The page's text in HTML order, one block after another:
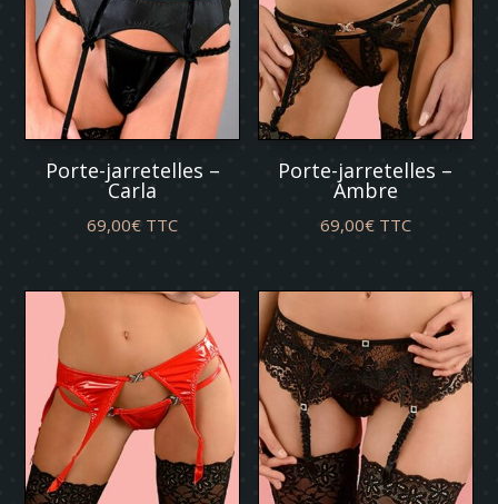
Porte-jarretelles –
Carla
69,00€ TTC
Porte-jarretelles –
Ambre
69,00€ TTC